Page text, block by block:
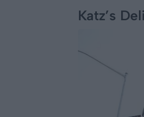
Katz’s